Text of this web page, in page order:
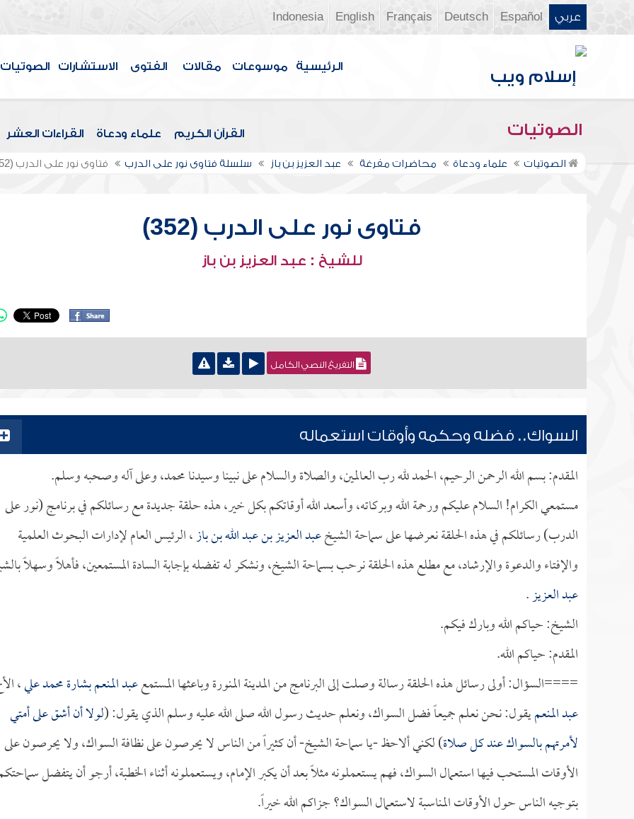
عربي Español
Deutsch
Français
English
Indonesia
الرئيسية موسوعات مقالات الفتوى الاستشارات الصوتيات
الصوتيات القرآن الكريم علماء ودعاة القراءات العشر
الصوتيات علماء ودعاة محاضرات مفرغة عبد العزيز بن باز سلسلة فتاوى نور على الدرب فتاوى نور على الدرب (352)
فتاوى نور على الدرب (352)
للشيخ : عبد العزيز بن باز
التفريغ النصي الكامل
السواك.. فضله وحكمه وأوقات استعماله
المقدم: بسم الله الرحمن الرحيم، الحمد لله رب العالمين، والصلاة والسلام على نبينا وسيدنا محمد، وعلى آله وصحبه وسلم.
مستمعي الكرام! السلام عليكم ورحمة الله وبركاته، وأسعد الله أوقاتكم بكل خير، هذه حلقة جديدة مع رسائلكم في برنامج (نور على
الدرب) رسائلكم في هذه الحلقة نعرضها على سماحة الشيخعبد العزيز بن عبد الله بن باز، الرئيس العام لإدارات البحوث العلمية
والإفتاء والدعوة والإرشاد، مع مطلع هذه الحلقة نرحب بسماحة الشيخ، ونشكر له تفضله بإجابة السادة المستمعين، فأهلاً وسهلاً
عبد العزيز.
الشيخ: حياكم الله وبارك فيكم.
المقدم: حياكم الله.
====السؤال: أولى رسائل هذه الحلقة رسالة وصلت إلى البرنامج من المدينة المنورة وباعثها المستمععبد المنعم بشارة محمد علي،
عبد المنعميقول: نحن نعلم جميعاً فضل السواك، ونعلم حديث رسول الله صلى الله عليه وسلم الذي يقول: (لولا أن أشق على أمتي
لأمرتهم بالسواك عند كل صلاة) لكني ألاحظ -يا سماحة الشيخ- أن كثيراً من الناس لا يحرصون على نظافة السواك، ولا يحرصون على
الأوقات المستحب فيها استعمال السواك، فهم يستعملونه مثلاً بعد أن يكبر الإمام، ويستعملونه أثناء الخطبة، أرجو أن يتفضل
بتوجيه الناس حول الأوقات المناسبة لاستعمال السواك؟ جزاكم الله خيراً.